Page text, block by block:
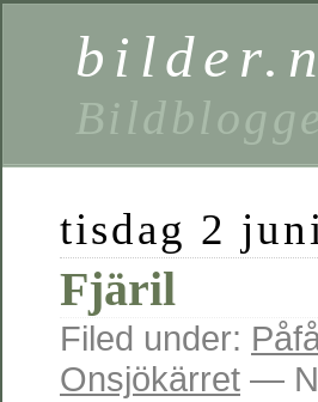
tisdag 2
Fjäril
Filed under:
Onsjökärret —